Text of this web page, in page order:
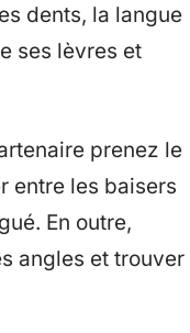
dents, la langue
ses lèvres et
prenez le
entre les baisers
En outre,
angles et trouver